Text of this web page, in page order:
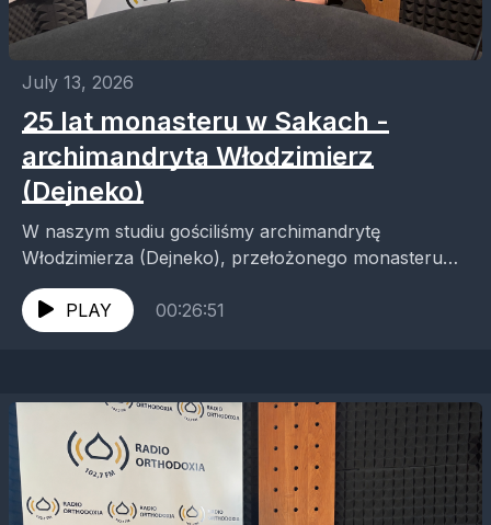
July 13, 2026
25 lat monasteru w Sakach -
archimandryta Włodzimierz
(Dejneko)
W naszym studiu gościliśmy archimandrytę
Włodzimierza (Dejneko), przełożonego monasteru
św. Dymitra Sołuńskiego w Sakach. Z naszym
gościem rozmawiamy o historii monasteru,
jubileuszu, a także...
PLAY 00:26:51